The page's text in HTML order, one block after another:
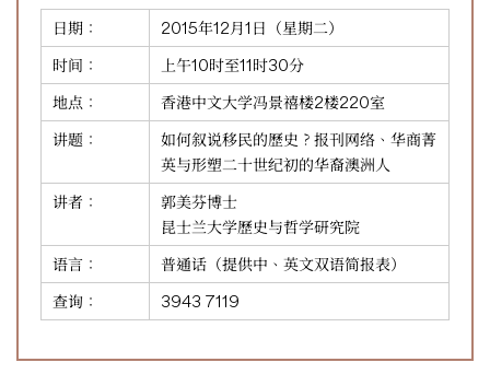
日期：
2015年12月1日（星期二）
时间：
上午10时至11时30分
地点：
香港中文大学冯景禧楼2楼220室
讲题：
如何叙说移民的歷史？报刊网络、华商菁
英与形塑二十世纪初的华裔澳洲人
讲者：
郭美芬博士
昆士兰大学歷史与哲学研究院
语言：
普通话（提供中、英文双语简报表）
查询：
3943 7119